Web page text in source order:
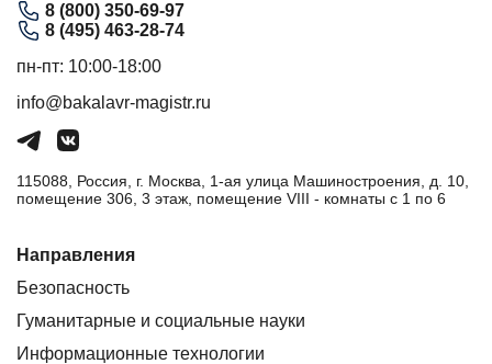
8 (800) 350-69-97
8 (495) 463-28-74
пн-пт: 10:00-18:00
info@bakalavr-magistr.ru
115088, Россия, г. Москва, 1-ая улица Машиностроения, д. 10,
помещение 306, 3 этаж, помещение VIII - комнаты с 1 по 6
Направления
Безопасность
Гуманитарные и социальные науки
Информационные технологии